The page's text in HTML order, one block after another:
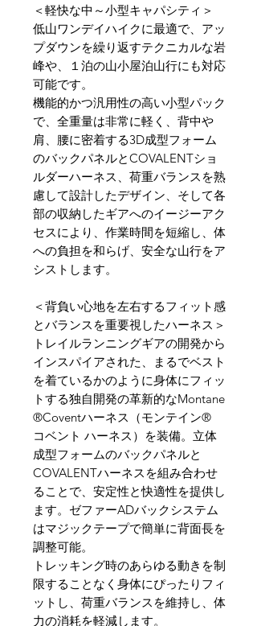
＜軽快な中～小型キャパシティ＞
低山ワンデイハイクに最適で、アッ
プダウンを繰り返すテクニカルな岩
峰や、１泊の山小屋泊山行にも対応
可能です。
機能的かつ汎用性の高い小型パック
で、全重量は非常に軽く、背中や
肩、腰に密着する3D成型フォーム
のバックパネルとCOVALENTショ
ルダーハーネス、荷重バランスを熟
慮して設計したデザイン、そして各
部の収納したギアへのイージーアク
セスにより、作業時間を短縮し、体
への負担を和らげ、安全な山行をア
シストします。
＜背負い心地を左右するフィット感
とバランスを重要視したハーネス＞
トレイルランニングギアの開発から
インスパイアされた、まるでベスト
を着ているかのように身体にフィッ
トする独自開発の革新的なMontane
®Coventハーネス（モンテイン®
コベント ハーネス）を装備。立体
成型フォームのバックパネルと
COVALENTハーネスを組み合わせ
ることで、安定性と快適性を提供し
ます。ゼファーADバックシステム
はマジックテープで簡単に背面長を
調整可能。
トレッキング時のあらゆる動きを制
限することなく身体にぴったりフィ
ットし、荷重バランスを維持し、体
力の消耗を軽減します。